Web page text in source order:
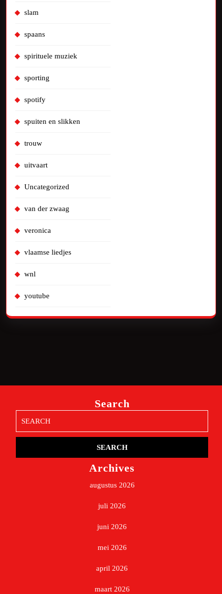
slam
spaans
spirituele muziek
sporting
spotify
spuiten en slikken
trouw
uitvaart
Uncategorized
van der zwaag
veronica
vlaamse liedjes
wnl
youtube
Search
for:
Archives
augustus 2026
juli 2026
juni 2026
mei 2026
april 2026
maart 2026